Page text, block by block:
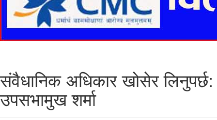
संवैधानिक अधिकार खोसेर लिनुपर्छ:
उपसभामुख शर्मा